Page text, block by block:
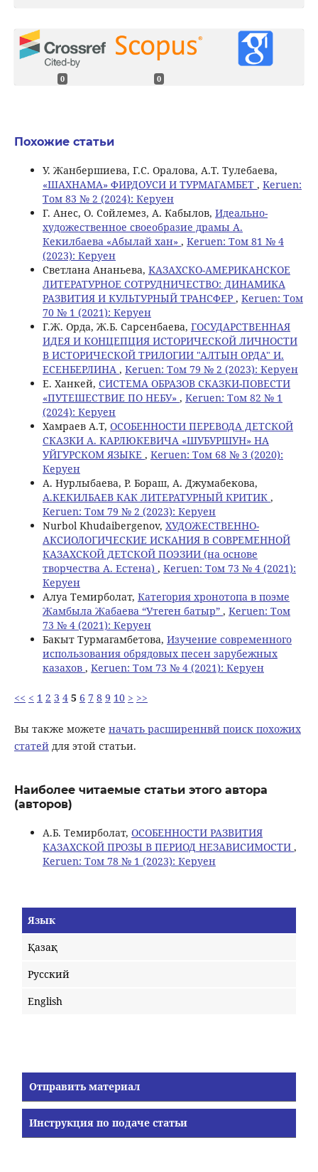
0 0
Похожие статьи
У. Жанбершиева, Г.С. Оралова, А.Т. Тулебаева,
«ШАХНАМА» ФИРДОУСИ И ТУРМАГАМБЕТ , Keruen:
Том 83 № 2 (2024): Керуен
Г. Анес, О. Сойлемез, А. Кабылов, Идеально-
художественное своеобразие драмы А.
Кекилбаева «Абылай хан» , Keruen: Том 81 № 4
(2023): Керуен
Светлана Ананьева, KАЗАХСКО-АМЕРИКАНСКОЕ
ЛИТЕРАТУРНОЕ СОТРУДНИЧЕСТВО: ДИНАМИКА
РАЗВИТИЯ И КУЛЬТУРНЫЙ ТРАНСФЕР , Keruen: Том
70 № 1 (2021): Керуен
Г.Ж. Орда, Ж.Б. Сарсенбаева, ГОСУДАРСТВЕННАЯ
ИДЕЯ И КОНЦЕПЦИЯ ИСТОРИЧЕСКОЙ ЛИЧНОСТИ
В ИСТОРИЧЕСКОЙ ТРИЛОГИИ "АЛТЫН ОРДА" И.
ЕСЕНБЕРЛИНА , Keruen: Том 79 № 2 (2023): Керуен
Е. Ханкей, СИСТЕМА ОБРАЗОВ СКАЗКИ-ПОВЕСТИ
«ПУТЕШЕСТВИЕ ПО НЕБУ» , Keruen: Том 82 № 1
(2024): Керуен
Хамраев А.Т, ОСОБЕННОСТИ ПЕРЕВОДА ДЕТСКОЙ
СКАЗКИ А. КАРЛЮКЕВИЧА «ШУБУРШУН» НА
УЙГУРСКОМ ЯЗЫКЕ , Keruen: Том 68 № 3 (2020):
Керуен
A. Нурлыбаева, Р. Бораш, А. Джумабекова,
А.КЕКИЛБАЕВ КАК ЛИТЕРАТУРНЫЙ КРИТИК ,
Keruen: Том 79 № 2 (2023): Керуен
Nurbol Khudaibergenov, ХУДОЖЕСТВЕННО-
АКСИОЛОГИЧЕСКИЕ ИСКАНИЯ В СОВРЕМЕННОЙ
КАЗАХСКОЙ ДЕТСКОЙ ПОЭЗИИ (на основе
творчества А. Естена) , Keruen: Том 73 № 4 (2021):
Керуен
Алуа Темирболат, Категория хронотопа в поэме
Жамбыла Жабаева “Утеген батыр” , Keruen: Том
73 № 4 (2021): Керуен
Бакыт Турмагамбетова, Изучение современного
использования обрядовых песен зарубежных
казахов , Keruen: Том 73 № 4 (2021): Керуен
<< < 1 2 3 4 5 6 7 8 9 10 > >>
Вы также можете начать расширеннвй поиск похожих
статейдля этой статьи.
Наиболее читаемые статьи этого автора
(авторов)
А.Б. Темирболат, ОСОБЕННОСТИ РАЗВИТИЯ
КАЗАХСКОЙ ПРОЗЫ В ПЕРИОД НЕЗАВИСИМОСТИ ,
Keruen: Том 78 № 1 (2023): Керуен
Язык
Қазақ
Русский
English
Отправить материал
Инструкция по подаче статьи